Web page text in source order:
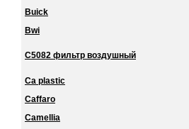
Buick
Bwi
C5082 фильтр воздушный
Ca plastic
Caffaro
Camellia